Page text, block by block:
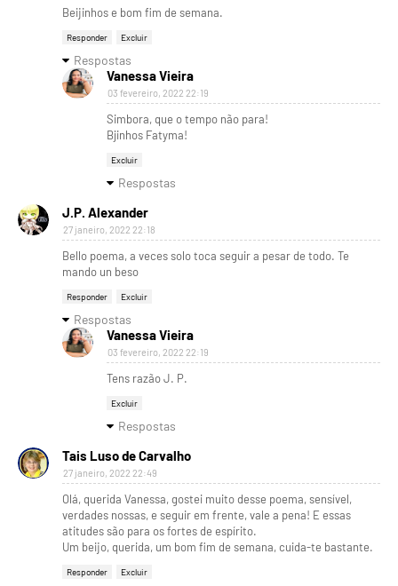
Beijinhos e bom fim de semana.
Responder Excluir
Respostas
Vanessa Vieira
03 fevereiro, 2022 22:19
Simbora, que o tempo não para!
Bjinhos Fatyma!
Excluir
Respostas
J.P. Alexander
27 janeiro, 2022 22:18
Bello poema, a veces solo toca seguir a pesar de todo. Te
mando un beso
Responder Excluir
Respostas
Vanessa Vieira
03 fevereiro, 2022 22:19
Tens razão J. P.
Excluir
Respostas
Tais Luso de Carvalho
27 janeiro, 2022 22:49
Olá, querida Vanessa, gostei muito desse poema, sensível,
verdades nossas, e seguir em frente, vale a pena! E essas
atitudes são para os fortes de espírito.
Um beijo, querida, um bom fim de semana, cuida-te bastante.
Responder Excluir